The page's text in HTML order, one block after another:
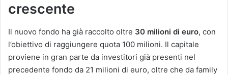
crescente
Il nuovo fondo ha già raccolto oltre 30 milioni di euro, con
l’obiettivo di raggiungere quota 100 milioni. Il capitale
proviene in gran parte da investitori già presenti nel
precedente fondo da 21 milioni di euro, oltre che da family